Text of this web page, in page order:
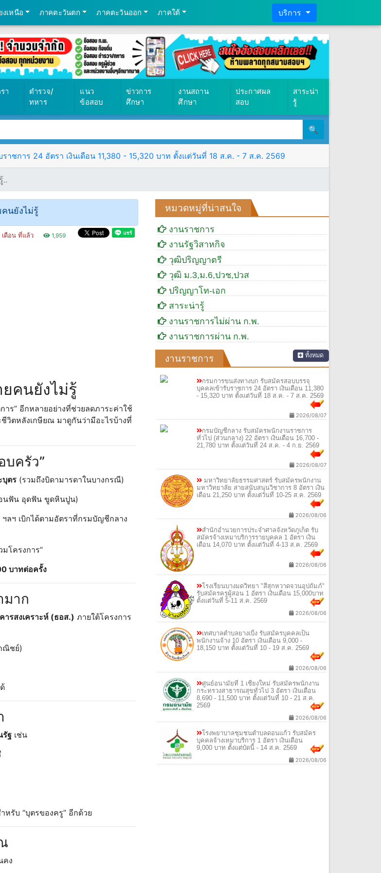
เหนือ ภาคตะวันตก ภาคตะวันออก ภาคใต้ บริการ
า
ตำรวจ/
ทหาร
แนว
ข้อสอบ
ข่าวการ
ศึกษา
งานสถาน
ศึกษา
ประกาศผล
สอบ
สาระน่า
รู้
🔍
ชการ 24 อัตรา เงินเดือน 11,380 - 15,320 บาท ตั้งแต่วันที่ 18 ส.ค. - 7 ส.ค. 2569
..
นยังไม่รู้
เดือน ที่แล้ว 1,959
คนยังไม่รู้
ร” อีกหลายอย่างที่ช่วยลดภาระค่าใช้
วิตหลังเกษียณ มาดูกันว่ามีอะไรบ้างที่
บครัว”
บุตร (รวมถึงบิดามารดาในบางกรณี)
อนฟัน อุดฟัน ขูดหินปูน)
ลฯ เบิกได้ตามอัตราที่กรมบัญชีกลาง
มโครงการ”
บาทต่อครั้ง
มาก
ารสงเคราะห์ (ธอส.) ภายใต้โครงการ
ณิชย์)
รัฐ เช่น
หรับ “บุตรของครู” อีกด้วย
คง
หมวดหมู่ที่น่าสนใจ
งานราชการ
งานรัฐวิสาหกิจ
วุฒิปริญญาตรี
วุฒิ ม.3,ม.6,ปวช,ปวส
ปริญญาโท-เอก
สาระน่ารู้
งานราชการไม่ผ่าน ก.พ.
งานราชการผ่าน ก.พ.
งานราชการ ทั้งหมด
กรมการขนส่งทางบก รับสมัครสอบบรรจุ
บุคคลเข้ารับราชการ 24 อัตรา เงินเดือน 11,380
- 15,320 บาท ตั้งแต่วันที่ 18 ส.ค. - 7 ส.ค. 2569
2026/08/07
กรมบัญชีกลาง รับสมัครพนักงานราชการ
ทั่วไป (ส่วนกลาง) 22 อัตรา เงินเดือน 16,700 -
21,780 บาท ตั้งแต่วันที่ 24 ส.ค. - 4 ก.ย. 2569
2026/08/07
มหาวิทยาลัยธรรมศาสตร์ รับสมัครพนักงาน
มหาวิทยาลัย สายสนับสนุนวิชาการ 8 อัตรา เงิน
เดือน 21,250 บาท ตั้งแต่วันที่ 10-25 ส.ค. 2569
2026/08/06
สำนักอำนวยการประจำศาลจังหวัดภูเก็ต รับ
สมัครจ้างเหมาบริการรายบุคคล 1 อัตรา เงิน
เดือน 14,070 บาท ตั้งแต่วันที่ 4-13 ส.ค. 2569
2026/08/06
โรงเรียนบางมดวิทยา "สีสุกหวาดจวนอุปถัมภ์"
รับสมัครครูผู้สอน 1 อัตรา เงินเดือน 15,000บาท
ตั้งแต่วันที่ 5-11 ส.ค. 2569
2026/08/06
เทศบาลตำบลยางเบิ้ง รับสมัครบุคคลเป็น
พนักงานจ้าง 10 อัตรา เงินเดือน 9,000 -
18,150 บาท ตั้งแต่วันที่ 10 - 19 ส.ค. 2569
2026/08/06
ศูนย์อนามัยที่ 1 เชียงใหม่ รับสมัครพนักงาน
กระทรวงสาธารณสุขทั่วไป 3 อัตรา เงินเดือน
8,690 - 11,500 บาท ตั้งแต่วันที่ 10 - 21 ส.ค.
2569
2026/08/06
โรงพยาบาลชุมชนตำบลดอนแก้ว รับสมัคร
บุคคลจ้างเหมาบริการ 1 อัตรา เงินเดือน
9,000 บาท ตั้งแต่บัดนี้ - 14 ส.ค. 2569
2026/08/06